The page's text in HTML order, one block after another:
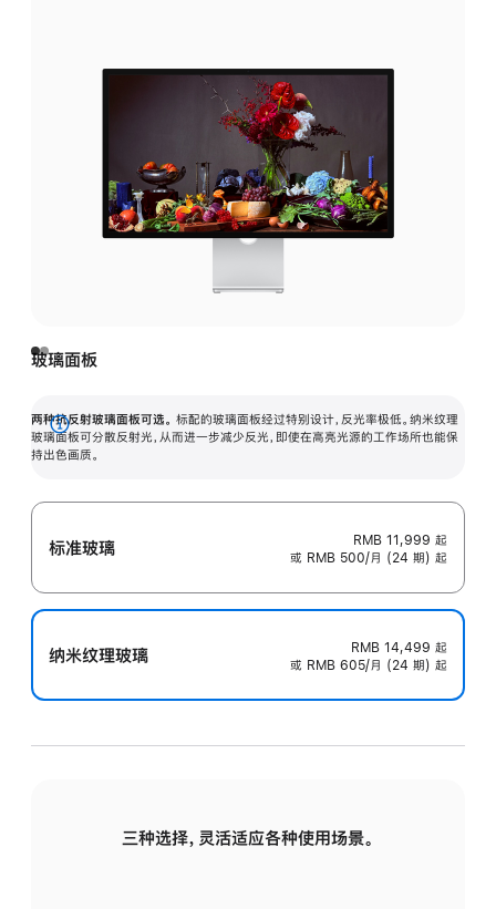
玻璃面板
两种抗反射玻璃面板可选。 标配的玻璃面板经过特别设计，反光率极低。纳米纹理
玻璃面板可分散反射光，从而进一步减少反光，即使在高亮光源的工作场所也能保
持出色画质。
展
开
标准玻璃 RMB 11,999 起
或 RMB 500/月 (24 期) 起
纳米纹理玻璃 RMB 14,499 起
或 RMB 605/月 (24 期) 起
三种选择，灵活适应各种使用场景。